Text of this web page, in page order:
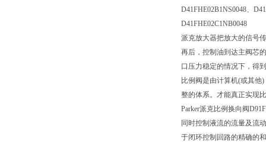
D41FHE02B1NS0048、
D41FHE02C1NB0048
派克放大器把放大的信号
再后，控制油到达主阀芯
口压力稳定的情况下，得
比例阀是由计算机(或其他
整的体系。才能真正实现
Parker派克比例换向阀
同时控制液流的流量及流
于闭环控制回路的精确的